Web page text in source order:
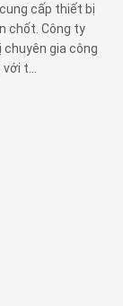
cấp thiết bị
chốt. Công ty
chuyên gia công
t...